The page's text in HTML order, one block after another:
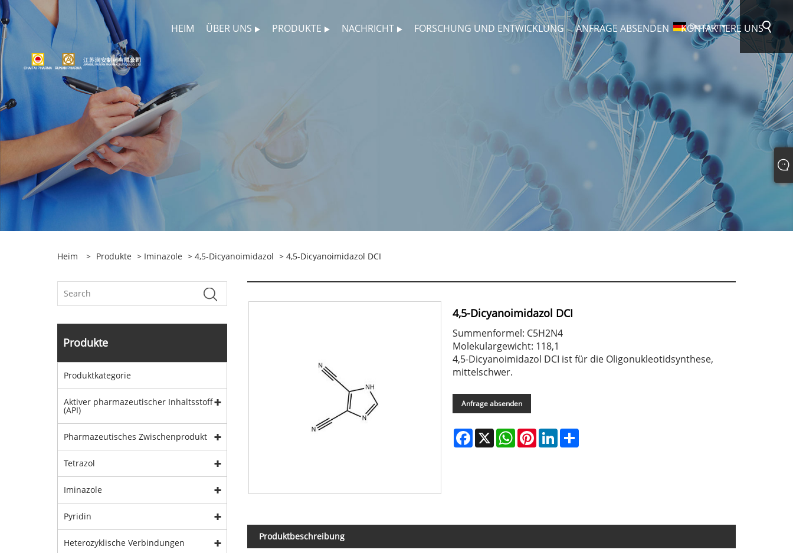
HEIM ÜBER UNS PRODUKTE NACHRICHT FORSCHUNG UND ENTWICKLUNG ANFRAGE ABSENDEN KONTAKTIERE UNS
Deutsch
Heim > Produkte > Iminazole > 4,5-Dicyanoimidazol > 4,5-Dicyanoimidazol DCI
Produkte
Produktkategorie
Aktiver pharmazeutischer Inhaltsstoff
(API)
Pharmazeutisches Zwischenprodukt
Tetrazol
Iminazole
Pyridin
Heterozyklische Verbindungen
4,5-Dicyanoimidazol DCI
Summenformel: C5H2N4
Molekulargewicht: 118,1
4,5-Dicyanoimidazol DCI ist für die Oligonukleotidsynthese,
mittelschwer.
Anfrage absenden
Facebook
X WhatsAppPinterestLinkedInShare
Produktbeschreibung